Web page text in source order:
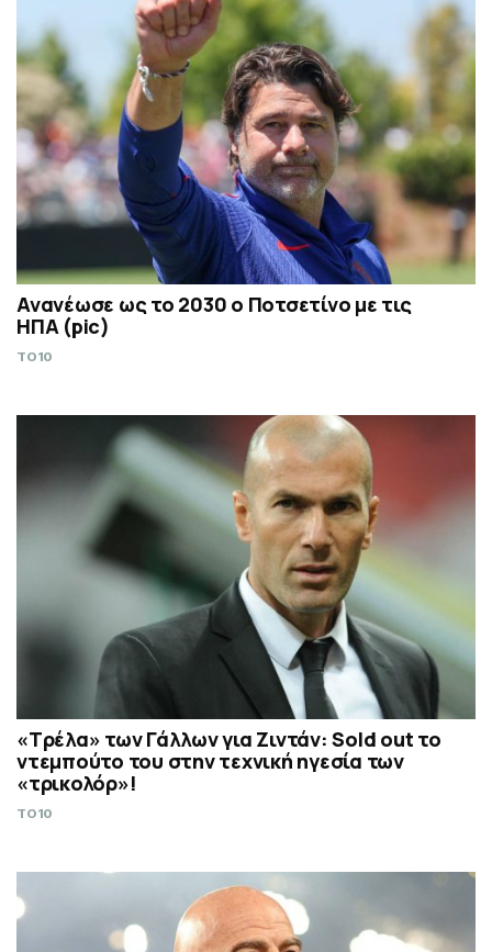
Ανανέωσε ως το 2030 ο Ποτσετίνο με τις
ΗΠΑ (pic)
TO10
«Τρέλα» των Γάλλων για Ζιντάν: Sold out το
ντεμπούτο του στην τεχνική ηγεσία των
«τρικολόρ»!
TO10